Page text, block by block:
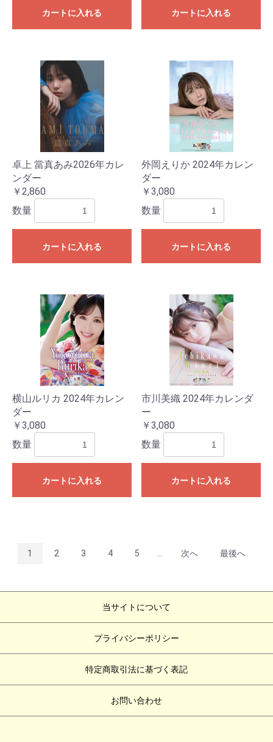
カートに入れる カートに入れる
卓上 當真あみ2026年カレ
ンダー
￥2,860
数量
カートに入れる
外岡えりか 2024年カレン
ダー
￥3,080
数量
カートに入れる
横山ルリカ 2024年カレン
ダー
￥3,080
数量
カートに入れる
市川美織 2024年カレンダ
ー
￥3,080
数量
カートに入れる
1 2 3 4 5 次へ 最後へ
当サイトについて
プライバシーポリシー
特定商取引法に基づく表記
お問い合わせ